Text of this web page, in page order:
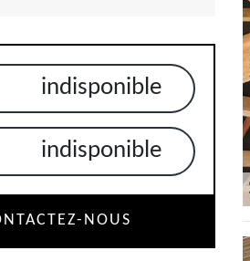
indisponible
indisponible
NOUS